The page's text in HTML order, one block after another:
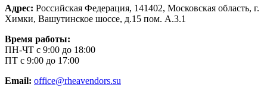
Адрес: Российская Федерация, 141402, Московская область, г.
Химки, Вашутинское шоссе, д.15 пом. А.3.1
Время работы:
ПН-ЧТ с 9:00 до 18:00
ПТ с 9:00 до 17:00
Email: office@rheavendors.su